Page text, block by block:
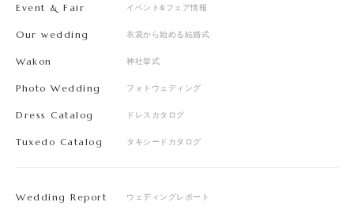
Event & Fair イベント&フェア情報
Our wedding 衣裳から始める結婚式
Wakon 神社挙式
Photo Wedding フォトウェディング
Dress Catalog ドレスカタログ
Tuxedo Catalog タキシードカタログ
Wedding Report ウェディングレポート